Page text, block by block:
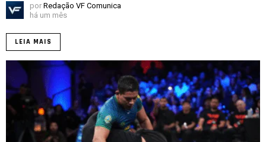
por Redação VF Comunica
há um mês
LEIA MAIS